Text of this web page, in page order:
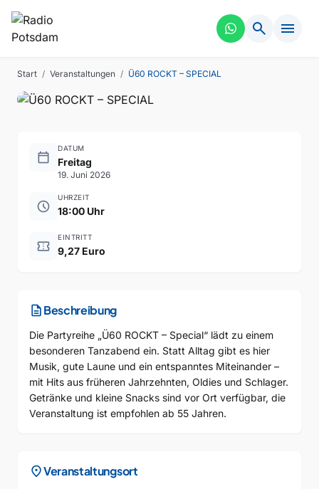
search menu
Start / Veranstaltungen / Ü60 ROCKT – SPECIAL
PARTY
Ü60 ROCKT – SPECIAL
calendar_today
DATUM
Freitag
19. Juni 2026
schedule
UHRZEIT
18:00 Uhr
confirmation_number
EINTRITT
9,27 Euro
descriptionBeschreibung
Die Partyreihe „Ü60 ROCKT – Special“ lädt zu einem
besonderen Tanzabend ein. Statt Alltag gibt es hier
Musik, gute Laune und ein entspanntes Miteinander –
mit Hits aus früheren Jahrzehnten, Oldies und Schlager.
Getränke und kleine Snacks sind vor Ort verfügbar, die
Veranstaltung ist empfohlen ab 55 Jahren.
location_onVeranstaltungsort